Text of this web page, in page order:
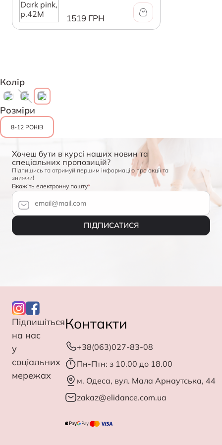
1519 ГРН
Колір
Розміри
8-12 РОКІВ
Хочеш бути в курсі наших новин та
спеціальних пропозицій?
Підпишись та отримуй першим інформацію про акції та
знижки!
Вкажіть електронну пошту
ПІДПИСАТИСЯ
Підпишіться
на нас
у
соціальних
мережах
Контакти
+38(063)027-83-08
Пн-Птн: з 10.00 до 18.00
м. Одеса, вул. Мала Арнаутська, 44
zakaz@elidance.com.ua